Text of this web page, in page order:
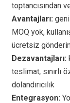
toptancısından
Avantajları:
MOQ yok,
ücretsiz
Dezavantajları:
teslimat, sınırlı
dolandırıcılık
Entegrasyon: